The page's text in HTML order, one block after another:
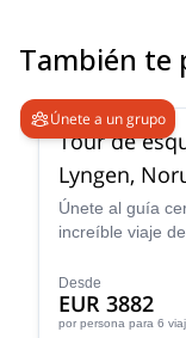
También te
Únete a un grupo
Tour de
Lyngen,
Únete al guía
increíble viaje
Noruega.
conciencia
montañismo en
Desde
EUR 3882
por persona para 6